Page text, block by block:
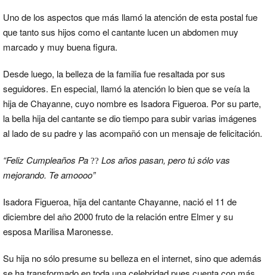
Uno de los aspectos que más llamó la atención de esta postal fue
que tanto sus hijos como el cantante lucen un abdomen muy
marcado y muy buena figura.
Desde luego, la belleza de la familia fue resaltada por sus
seguidores. En especial, llamó la atención lo bien que se veía la
hija de Chayanne, cuyo nombre es Isadora Figueroa. Por su parte,
la bella hija del cantante se dio tiempo para subir varias imágenes
al lado de su padre y las acompañó con un mensaje de felicitación.
“Feliz Cumpleaños Pa ?? Los años pasan, pero tú sólo vas
mejorando. Te amoooo”
Isadora Figueroa, hija del cantante Chayanne, nació el 11 de
diciembre del año 2000 fruto de la relación entre Elmer y su
esposa Marilisa Maronesse.
Su hija no sólo presume su belleza en el internet, sino que además